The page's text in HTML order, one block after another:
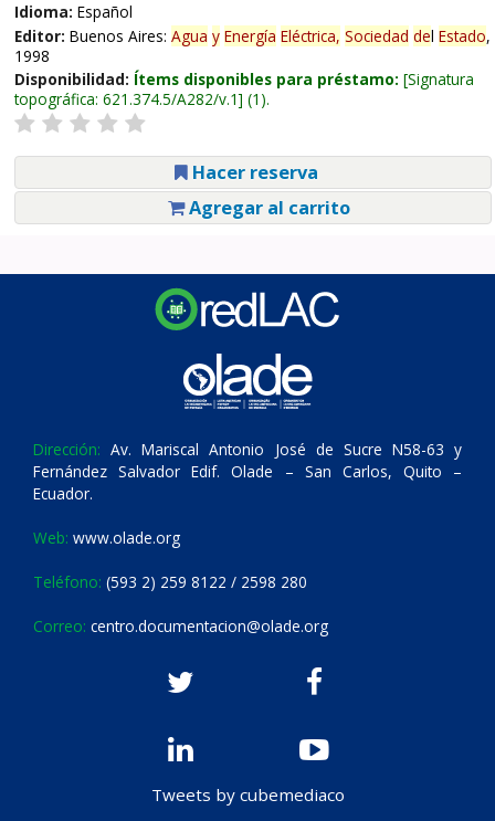
Idioma: Español
Editor: Buenos Aires: Agua y Energía Eléctrica, Sociedad del Estado,
1998
Disponibilidad: Ítems disponibles para préstamo: Signatura
topográfica: 621.374.5/A282/v.1 (1).
Hacer reserva
Agregar al carrito
Dirección: Av. Mariscal Antonio José de Sucre N58-63 y
Fernández Salvador Edif. Olade – San Carlos, Quito –
Ecuador.
Web: www.olade.org
Teléfono: (593 2) 259 8122 / 2598 280
Correo: centro.documentacion@olade.org
Tweets by cubemediaco